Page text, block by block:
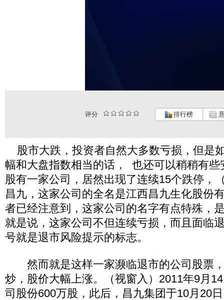
评分 排行榜
股市大跌，投资者自然大多数亏损，但是
幅和大盘指数相当的话， 也还可以稍稍有些
股有一家公司，居然出现了连续15个跌停，
昌九，这家公司的全名是江西昌九生化股份
者已经注意到，这家公司的名字有点特殊，
就是说，这家公司不但连续亏损，而且面临
号就是退市风险提示的标志。
然而就是这样一家濒临退市的公司股票
炒，股价大幅上涨。（视窗入）2011年9月
司股份600万股，此后，昌九集团于10月20